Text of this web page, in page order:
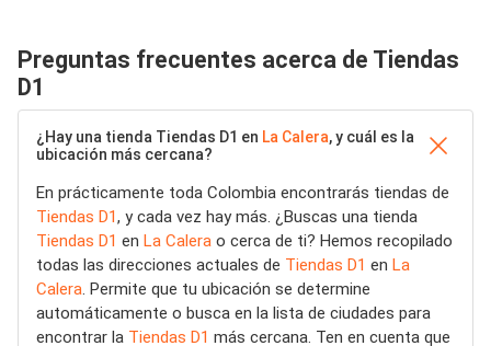
Preguntas frecuentes acerca de Tiendas
D1
¿Hay una tienda Tiendas D1 en La Calera, y cuál es la
ubicación más cercana?
En prácticamente toda Colombia encontrarás tiendas de
Tiendas D1, y cada vez hay más. ¿Buscas una tienda
Tiendas D1 en La Calera o cerca de ti? Hemos recopilado
todas las direcciones actuales de Tiendas D1 en La
Calera. Permite que tu ubicación se determine
automáticamente o busca en la lista de ciudades para
encontrar la Tiendas D1 más cercana. Ten en cuenta que